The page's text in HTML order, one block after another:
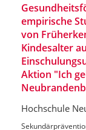
empirische
von
Kindesalter
Aktion "Ich
Hochschule